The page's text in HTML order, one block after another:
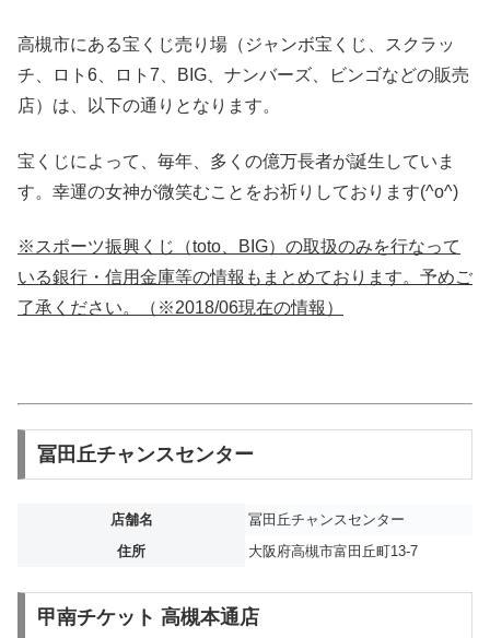
高槻市にある宝くじ売り場（ジャンボ宝くじ、スクラッ
チ、ロト6、ロト7、BIG、ナンバーズ、ビンゴなどの販売
店）は、以下の通りとなります。
宝くじによって、毎年、多くの億万長者が誕生していま
す。幸運の女神が微笑むことをお祈りしております(^o^)
※スポーツ振興くじ（toto、BIG）の取扱のみを行なって
いる銀行・信用金庫等の情報もまとめております。予めご
了承ください。（※2018/06現在の情報）
冨田丘チャンスセンター
店舗名
冨田丘チャンスセンター
住所
大阪府高槻市富田丘町13-7
甲南チケット 高槻本通店